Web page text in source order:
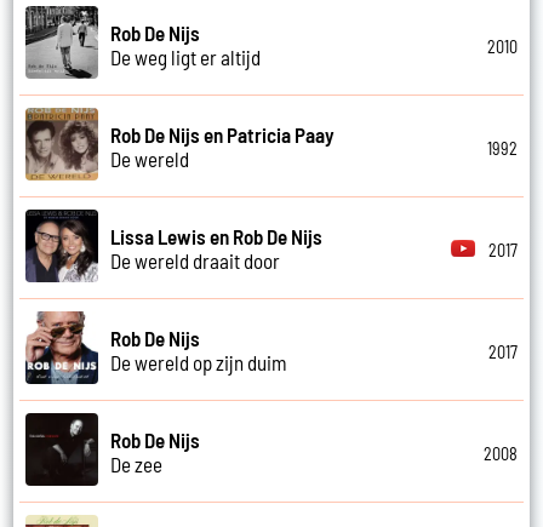
Rob De Nijs
De weg ligt er altijd
2010
Rob De Nijs en Patricia Paay
De wereld
1992
Lissa Lewis en Rob De Nijs
De wereld draait door
2017
Rob De Nijs
De wereld op zijn duim
2017
Rob De Nijs
De zee
2008